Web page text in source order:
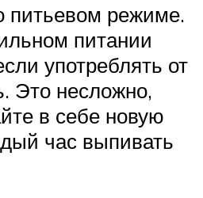
питьевом режиме.
питании
употреблять от
Это несложно,
в себе новую
час выпивать